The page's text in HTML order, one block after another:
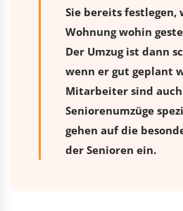
Sie bereits festlegen,
Wohnung wohin
Der Umzug ist dann
wenn er gut geplant
Mitarbeiter sind
Seniorenumzüge
gehen auf die
der Senioren ein.